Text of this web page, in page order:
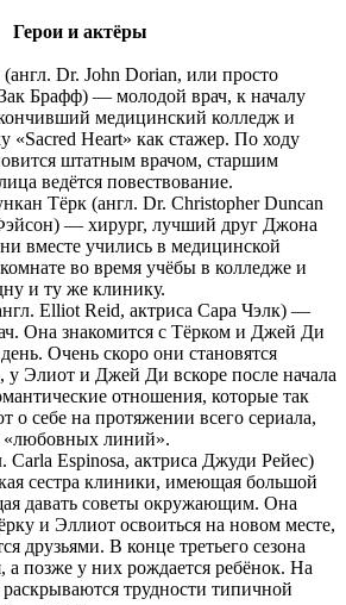
Герои и актёры
Dr. John Dorian, или просто
Брафф) — молодой врач, к началу
медицинский колледж и
Heart» как стажер. По ходу
штатным врачом, старшим
ведётся повествование.
Тёрк (англ. Dr. Christopher Duncan
— хирург, лучший друг Джона
вместе учились в медицинской
во время учёбы в колледже и
и ту же клинику.
Elliot Reid, актриса Сара Чэлк) —
Она знакомится с Тёрком и Джей Ди
Очень скоро они становятся
у Элиот и Джей Ди вскоре после начала
отношения, которые так
о себе на протяжении всего сериала,
«любовных линий».
Carla Espinosa, актриса Джуди Рейес)
сестра клиники, имеющая большой
давать советы окружающим. Она
и Эллиот освоиться на новом месте,
друзьями. В конце третьего сезона
а позже у них рождается ребёнок. На
трудности типичной